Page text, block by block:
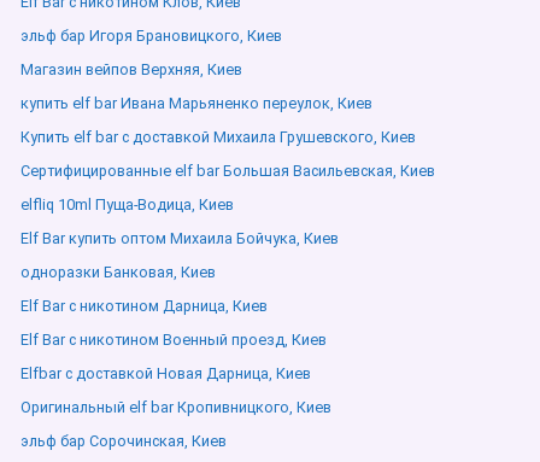
эльф бар Игоря Брановицкого, Киев
Магазин вейпов Верхняя, Киев
купить elf bar Ивана Марьяненко переулок, Киев
Купить elf bar с доставкой Михаила Грушевского, Киев
Сертифицированные elf bar Большая Васильевская, Киев
elfliq 10ml Пуща-Водица, Киев
Elf Bar купить оптом Михаила Бойчука, Киев
одноразки Банковая, Киев
Elf Bar с никотином Дарница, Киев
Elf Bar с никотином Военный проезд, Киев
Elfbar с доставкой Новая Дарница, Киев
Оригинальный elf bar Кропивницкого, Киев
эльф бар Сорочинская, Киев